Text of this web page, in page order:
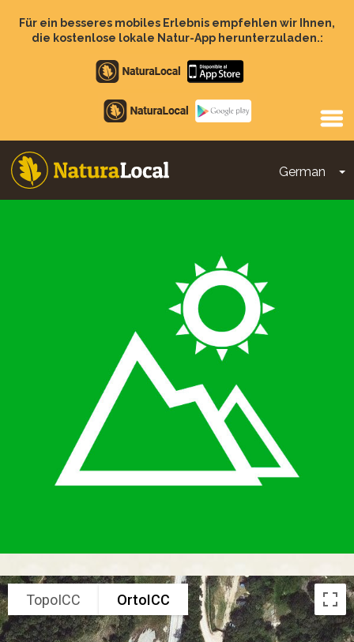
zumFür ein besseres mobiles Erlebnis empfehlen wir Ihnen,
die kostenlose lokale Natur-App herunterzuladen.:
Apple
store
Google
Play
German
Main
TopoICC OrtoICC